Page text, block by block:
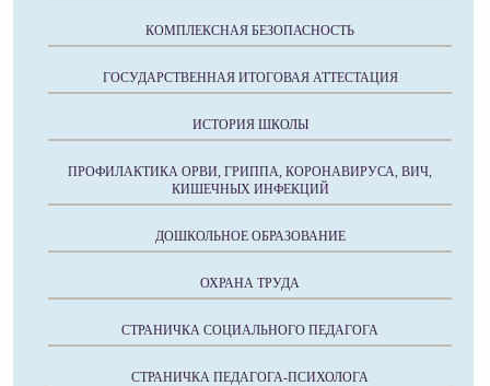
КОМПЛЕКСНАЯ БЕЗОПАСНОСТЬ
ГОСУДАРСТВЕННАЯ ИТОГОВАЯ АТТЕСТАЦИЯ
ИСТОРИЯ ШКОЛЫ
ПРОФИЛАКТИКА ОРВИ, ГРИППА, КОРОНАВИРУСА, ВИЧ,
КИШЕЧНЫХ ИНФЕКЦИЙ
ДОШКОЛЬНОЕ ОБРАЗОВАНИЕ
ОХРАНА ТРУДА
СТРАНИЧКА СОЦИАЛЬНОГО ПЕДАГОГА
СТРАНИЧКА ПЕДАГОГА-ПСИХОЛОГА